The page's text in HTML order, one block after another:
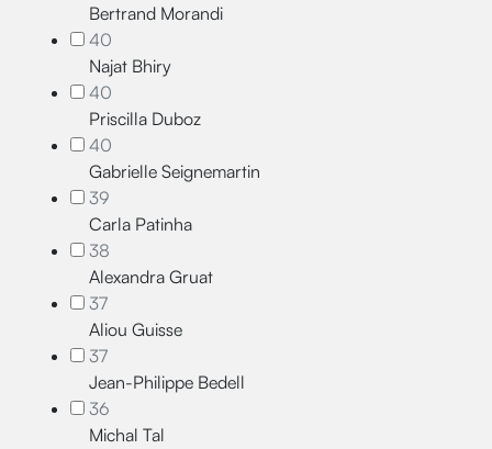
Bertrand Morandi
40
Najat Bhiry
40
Priscilla Duboz
40
Gabrielle Seignemartin
39
Carla Patinha
38
Alexandra Gruat
37
Aliou Guisse
37
Jean-Philippe Bedell
36
Michal Tal